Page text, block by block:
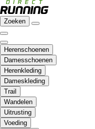
Zoeken
Herenschoenen
Damesschoenen
Herenkleding
Dameskleding
Trail
Wandelen
Uitrusting
Voeding